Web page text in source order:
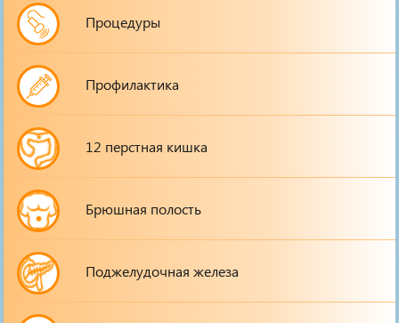
Процедуры
Профилактика
12 перстная кишка
Брюшная полость
Поджелудочная железа